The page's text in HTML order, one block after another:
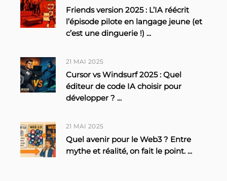
Friends version 2025 : L’IA réécrit
l’épisode pilote en langage jeune (et
c’est une dinguerie !) ...
21 MAI 2025
Cursor vs Windsurf 2025 : Quel
éditeur de code IA choisir pour
développer ? ...
21 MAI 2025
Quel avenir pour le Web3 ? Entre
mythe et réalité, on fait le point. ...